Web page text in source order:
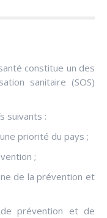
constitue un des
sanitaire (SOS)
suivants :
priorité du pays ;
;
de la prévention et
prévention et de